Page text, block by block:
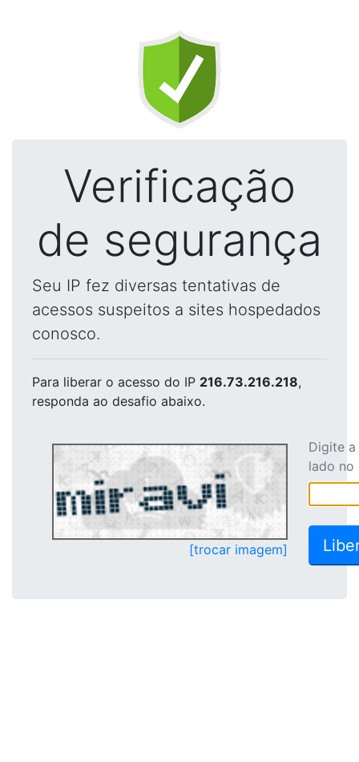
Verificação
de segurança
Seu IP fez diversas tentativas de
acessos suspeitos a sites hospedados
conosco.
Para liberar o acesso do IP 216.73.216.218,
responda ao desafio abaixo.
[trocar imagem]
Digite
lado no